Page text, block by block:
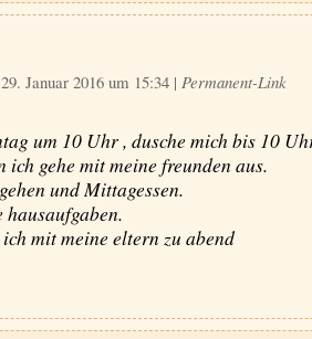
Januar 2016 um 15:34 | Permanent-Link
um 10 Uhr , dusche mich bis 10
ich gehe mit meine freunden aus.
und Mittagessen.
hausaufgaben.
mit meine eltern zu abend